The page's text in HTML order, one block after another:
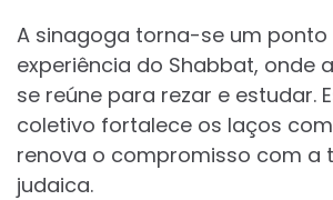
A sinagoga torna-se um ponto
experiência do Shabbat, onde
se reúne para rezar e estudar.
coletivo fortalece os laços
renova o compromisso com a
judaica.